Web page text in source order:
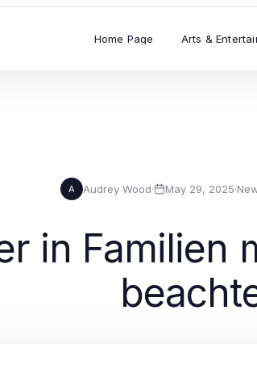
Home Page Arts &
A Audrey Wood· May 29, 2025·
in Familien